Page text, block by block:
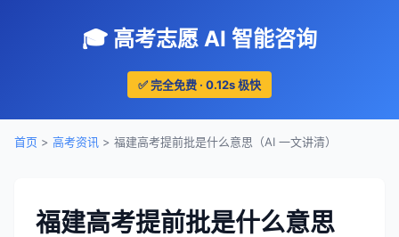
🎓 高考志愿 AI 智能咨询
✅ 完全免费 · 0.12s 极快
首页 > 高考资讯 > 福建高考提前批是什么意思（AI 一文讲清）
福建高考提前批是什么意思